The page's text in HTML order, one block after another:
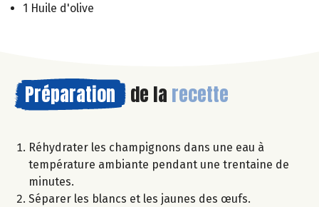
1 Huile d'olive
Préparation de la recette
Réhydrater les champignons dans une eau à
température ambiante pendant une trentaine de
minutes.
Séparer les blancs et les jaunes des œufs.